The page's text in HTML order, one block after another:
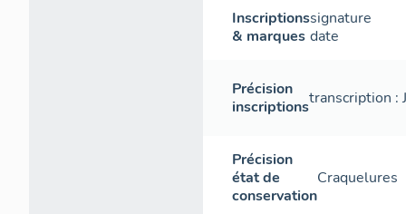
Inscriptions
& marques
signature
date
Précision
inscriptionstranscription :
Précision
état de
conservation
Craquelures